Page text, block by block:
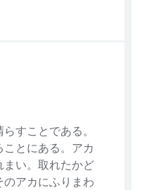
すことである。
とにある。アカ
まい。取れたかど
のアカにふりまわ